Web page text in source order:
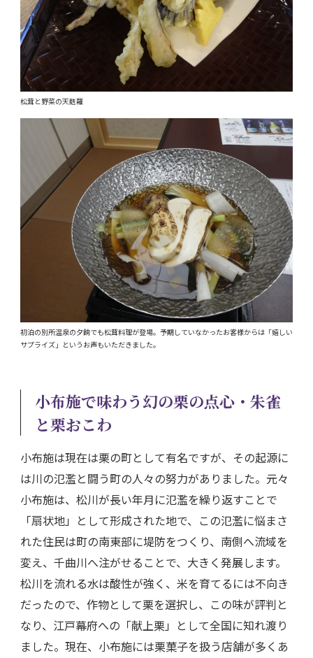
松茸と野菜の天麩羅
初泊の別所温泉の夕餉でも松茸料理が登場。予期していなかったお客様からは「嬉しい
サプライズ」というお声もいただきました。
小布施で味わう幻の栗の点心・朱雀
と栗おこわ
小布施は現在は栗の町として有名ですが、その起源に
は川の氾濫と闘う町の人々の努力がありました。元々
小布施は、松川が長い年月に氾濫を繰り返すことで
「扇状地」として形成された地で、この氾濫に悩まさ
れた住民は町の南東部に堤防をつくり、南側へ流域を
変え、千曲川へ注がせることで、大きく発展します。
松川を流れる水は酸性が強く、米を育てるには不向き
だったので、作物として栗を選択し、この味が評判と
なり、江戸幕府への「献上栗」として全国に知れ渡り
ました。現在、小布施には栗菓子を扱う店舗が多くあ